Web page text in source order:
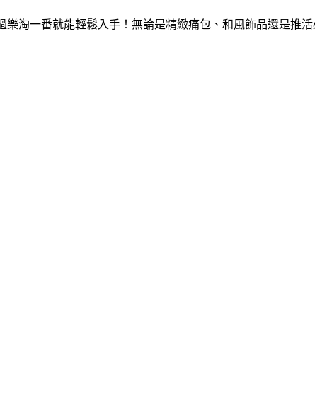
淘一番就能輕鬆入手！無論是精緻痛包、和風飾品還是推